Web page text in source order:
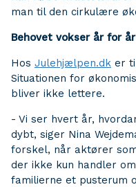
man til den cirkulære
Behovet vokser år for år
Hos Julehjælpen.dk er
Situationen for
bliver ikke lettere.
- Vi ser hvert år,
dybt, siger Nina
forskel, når aktører
der ikke kun handler
familierne et pusterum